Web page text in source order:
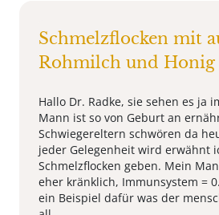
Schmelzflocken mit
Rohmilch und Honig
Hallo Dr. Radke, sie sehen es ja
Mann ist so von Geburt an
Schwiegereltern schwören da
jeder Gelegenheit wird erwähnt
Schmelzflocken geben. Mein
eher kränklich, Immunsystem =
ein Beispiel dafür was der